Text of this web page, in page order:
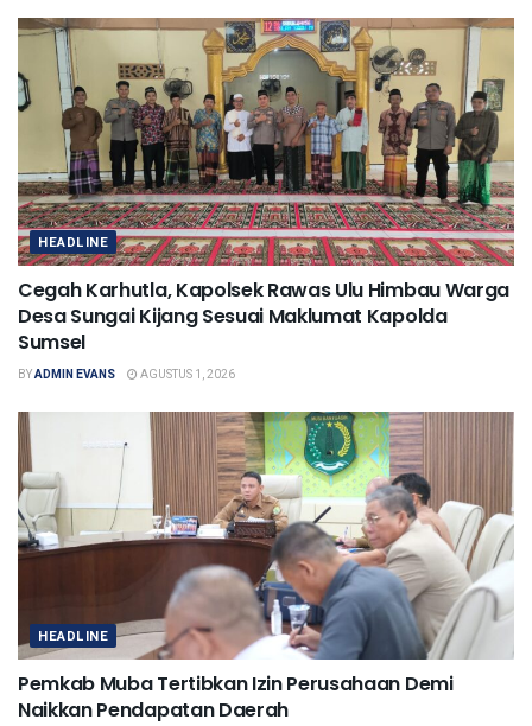
HEADLINE
Cegah Karhutla, Kapolsek Rawas Ulu Himbau Warga
Desa Sungai Kijang Sesuai Maklumat Kapolda
Sumsel
BYADMIN EVANS AGUSTUS 1, 2026
HEADLINE
Pemkab Muba Tertibkan Izin Perusahaan Demi
Naikkan Pendapatan Daerah